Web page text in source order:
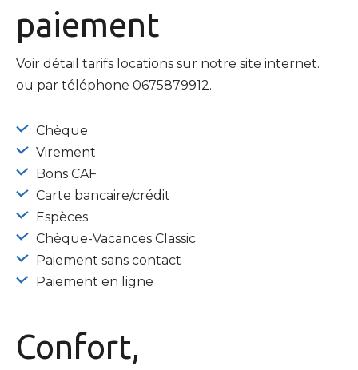
paiement
Voir détail tarifs locations sur notre site internet.
ou par téléphone 0675879912.
Chèque
Virement
Bons CAF
Carte bancaire/crédit
Espèces
Chèque-Vacances Classic
Paiement sans contact
Paiement en ligne
Confort,